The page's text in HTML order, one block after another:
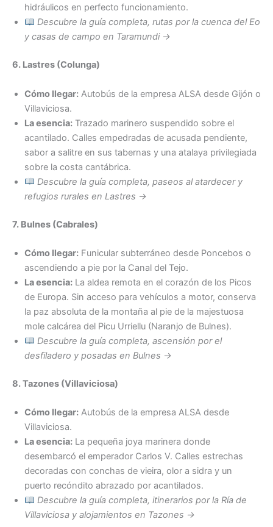
hidráulicos en perfecto funcionamiento.
Descubre la guía completa, rutas por la cuenca del Eo
y casas de campo en Taramundi →
6. Lastres (Colunga)
Cómo llegar: Autobús de la empresa ALSA desde Gijón o
Villaviciosa.
La esencia: Trazado marinero suspendido sobre el
acantilado. Calles empedradas de acusada pendiente,
sabor a salitre en sus tabernas y una atalaya privilegiada
sobre la costa cantábrica.
Descubre la guía completa, paseos al atardecer y
refugios rurales en Lastres →
7. Bulnes (Cabrales)
Cómo llegar: Funicular subterráneo desde Poncebos o
ascendiendo a pie por la Canal del Tejo.
La esencia: La aldea remota en el corazón de los Picos
de Europa. Sin acceso para vehículos a motor, conserva
la paz absoluta de la montaña al pie de la majestuosa
mole calcárea del Picu Urriellu (Naranjo de Bulnes).
Descubre la guía completa, ascensión por el
desfiladero y posadas en Bulnes →
8. Tazones (Villaviciosa)
Cómo llegar: Autobús de la empresa ALSA desde
Villaviciosa.
La esencia: La pequeña joya marinera donde
desembarcó el emperador Carlos V. Calles estrechas
decoradas con conchas de vieira, olor a sidra y un
puerto recóndito abrazado por acantilados.
Descubre la guía completa, itinerarios por la Ría de
Villaviciosa y alojamientos en Tazones →